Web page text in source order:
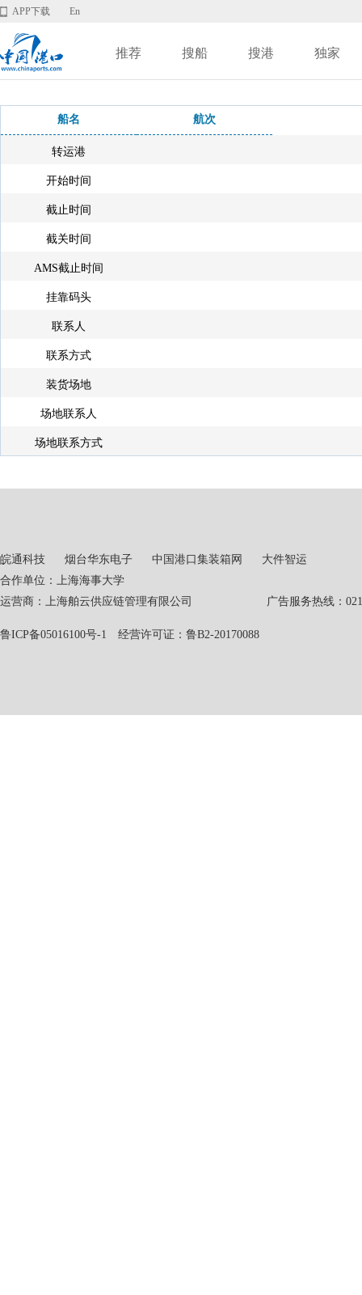
APP下载 En
推荐 搜船 搜港 独家
船名 航次
转运港
开始时间
截止时间
截关时间
AMS截止时间
挂靠码头
联系人
联系方式
装货场地
场地联系人
场地联系方式
皖通科技 烟台华东电子 中国港口集装箱网
大件智运
合作单位：上海海事大学
运营商：上海舶云供应链管理有限公司 广告服务热线：021-
鲁ICP备05016100号-1 经营许可证：鲁B2-20170088